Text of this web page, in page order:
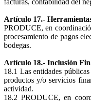
Artículo 17.-
PRODUCE, en
procesamiento de pagos
bodegas.
Artículo 18.- Inclusión
18.1 Las entidades
productos y/o servicios
actividad.
18.2 PRODUCE, en